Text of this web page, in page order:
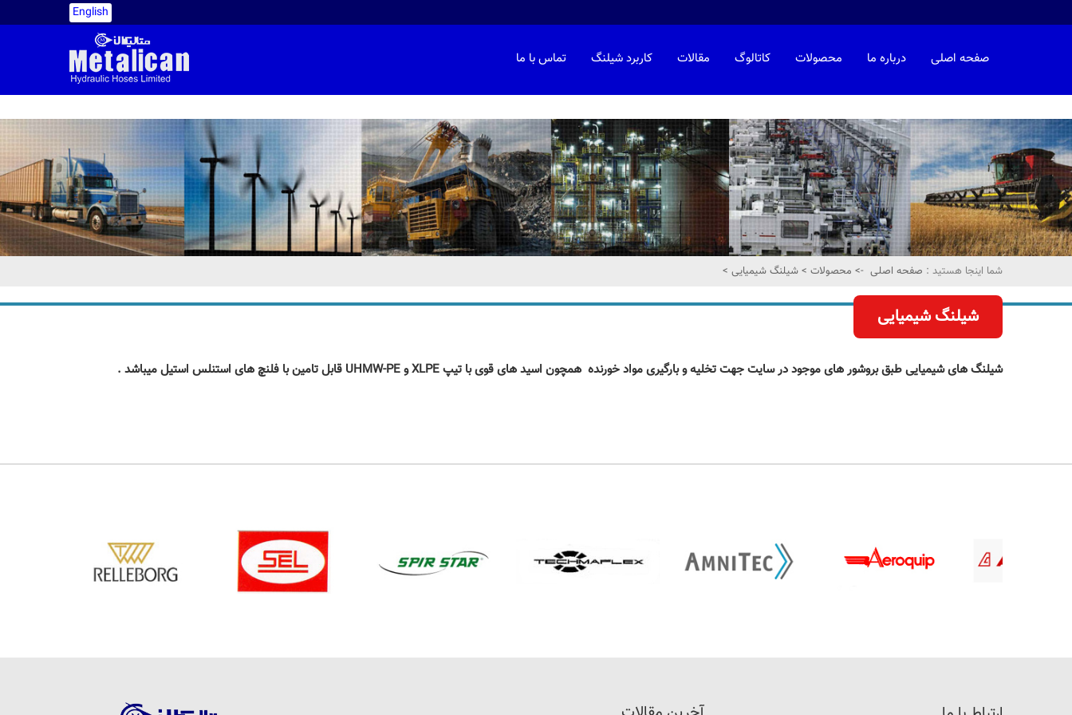
English
صفحه اصلی درباره ما محصولات کاتالوگ مقالات کاربرد شیلنگ تماس با ما
شما اینجا هستید : صفحه اصلی -> محصولات > شیلنگ شیمیایی >
شیلنگ شیمیایی
شیلنگ های شیمیایی طبق بروشور های موجود در سایت جهت تخلیه و بارگیری مواد خورنده همچون اسید های قوی با تیپ XLPE و UHMW-PE قابل تامین با فلنچ های استنلس استیل میباشد .